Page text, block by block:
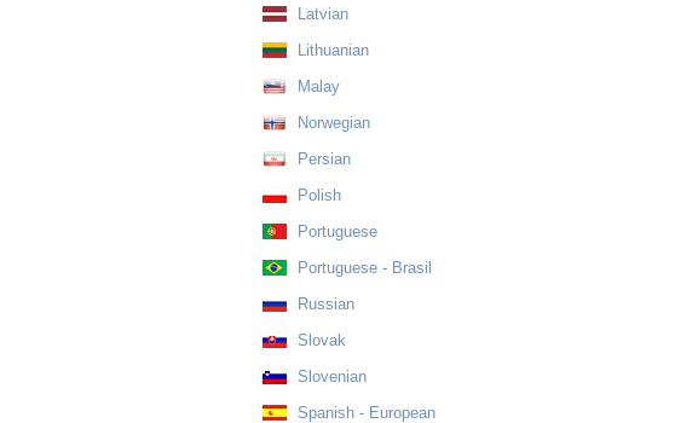
Latvian
Lithuanian
Malay
Norwegian
Persian
Polish
Portuguese
Portuguese - Brasil
Russian
Slovak
Slovenian
Spanish - European